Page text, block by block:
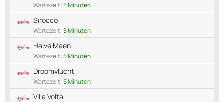
Wartezeit:5 Minuten
Sirocco
Wartezeit:5 Minuten
Halve Maen
Wartezeit:5 Minuten
Droomvlucht
Wartezeit:5 Minuten
Villa Volta